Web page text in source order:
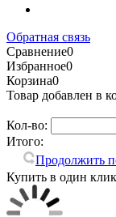
Обратная связь
Сравнение0
Избранное0
Корзина0
Товар добавлен в
Кол-во:
Итого:
Продолжить
Купить в один клик